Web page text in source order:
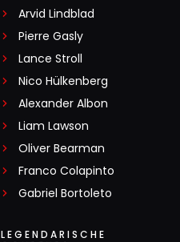
Arvid Lindblad
Pierre Gasly
Lance Stroll
Nico Hülkenberg
Alexander Albon
Liam Lawson
Oliver Bearman
Franco Colapinto
Gabriel Bortoleto
LEGENDARISCHE